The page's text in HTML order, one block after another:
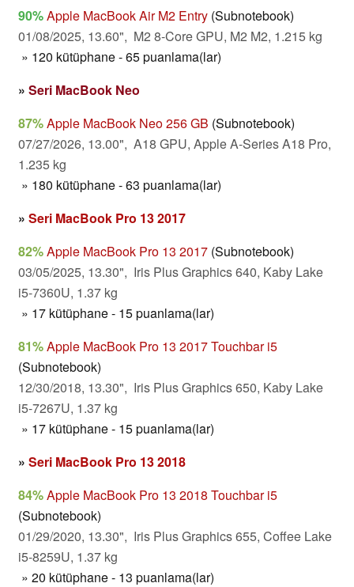
90%Apple MacBook Air M2 Entry (Subnotebook)
01/08/2025, 13.60", M2 8-Core GPU, M2 M2, 1.215 kg
» 120 kütüphane - 65 puanlama(lar)
» Seri MacBook Neo
87%Apple MacBook Neo 256 GB (Subnotebook)
07/27/2026, 13.00", A18 GPU, Apple A-Series A18 Pro,
1.235 kg
» 180 kütüphane - 63 puanlama(lar)
» Seri MacBook Pro 13 2017
82%Apple MacBook Pro 13 2017 (Subnotebook)
03/05/2025, 13.30", Iris Plus Graphics 640, Kaby Lake
i5-7360U, 1.37 kg
» 17 kütüphane - 15 puanlama(lar)
81%Apple MacBook Pro 13 2017 Touchbar i5
(Subnotebook)
12/30/2018, 13.30", Iris Plus Graphics 650, Kaby Lake
i5-7267U, 1.37 kg
» 17 kütüphane - 15 puanlama(lar)
» Seri MacBook Pro 13 2018
84%Apple MacBook Pro 13 2018 Touchbar i5
(Subnotebook)
01/29/2020, 13.30", Iris Plus Graphics 655, Coffee Lake
i5-8259U, 1.37 kg
» 20 kütüphane - 13 puanlama(lar)